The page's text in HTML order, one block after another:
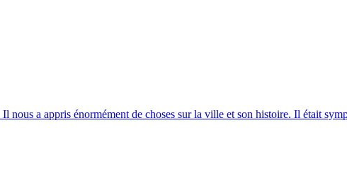
nous a appris énormément de choses sur la ville et son histoire. Il était